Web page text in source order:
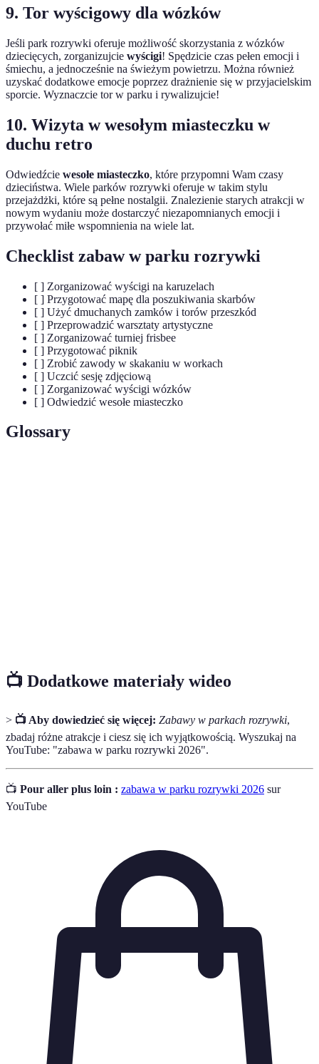
9. Tor wyścigowy dla wózków
Jeśli park rozrywki oferuje możliwość skorzystania z wózków
dziecięcych, zorganizujcie wyścigi! Spędzicie czas pełen emocji i
śmiechu, a jednocześnie na świeżym powietrzu. Można również
uzyskać dodatkowe emocje poprzez drażnienie się w przyjacielskim
sporcie. Wyznaczcie tor w parku i rywalizujcie!
10. Wizyta w wesołym miasteczku w
duchu retro
Odwiedźcie wesołe miasteczko, które przypomni Wam czasy
dzieciństwa. Wiele parków rozrywki oferuje w takim stylu
przejażdżki, które są pełne nostalgii. Znalezienie starych atrakcji w
nowym wydaniu może dostarczyć niezapomnianych emocji i
przywołać miłe wspomnienia na wiele lat.
Checklist zabaw w parku rozrywki
[ ] Zorganizować wyścigi na karuzelach
[ ] Przygotować mapę dla poszukiwania skarbów
[ ] Użyć dmuchanych zamków i torów przeszkód
[ ] Przeprowadzić warsztaty artystyczne
[ ] Zorganizować turniej frisbee
[ ] Przygotować piknik
[ ] Zrobić zawody w skakaniu w workach
[ ] Uczcić sesję zdjęciową
[ ] Zorganizować wyścigi wózków
[ ] Odwiedzić wesołe miasteczko
Glossary
📺 Dodatkowe materiały wideo
> 📺 Aby dowiedzieć się więcej: Zabawy w parkach rozrywki,
zbadaj różne atrakcje i ciesz się ich wyjątkowością. Wyszukaj na
YouTube: "zabawa w parku rozrywki 2026".
📺 Pour aller plus loin : zabawa w parku rozrywki 2026 sur
YouTube